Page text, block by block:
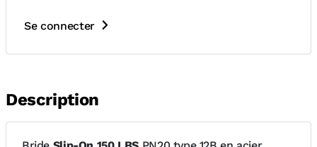
Se connecter
Description